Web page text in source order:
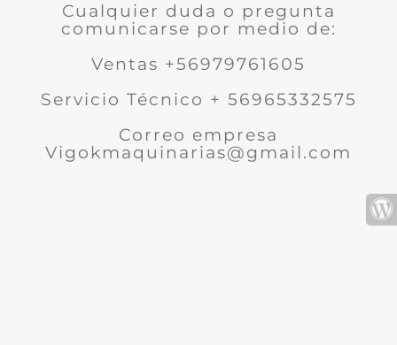
Cualquier duda o pregunta
comunicarse por medio de:
Ventas +56979761605
Servicio Técnico + 56965332575
Correo empresa
Vigokmaquinarias@gmail.com